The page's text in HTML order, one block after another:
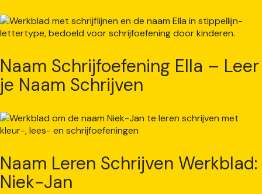
Naam Schrijfoefening Ella – Leer
je Naam Schrijven
Naam Leren Schrijven Werkblad:
Niek-Jan